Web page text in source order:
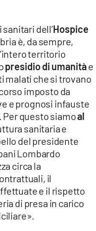
dell’Hospice
è, da sempre,
territorio
presidio di umanitàe
malati che si trovano
imposto da
e prognosi infauste
Per questo siamoal
sanitaria e
del presidente
Lombardo
circa la
il
e il rispetto
di presa in carico